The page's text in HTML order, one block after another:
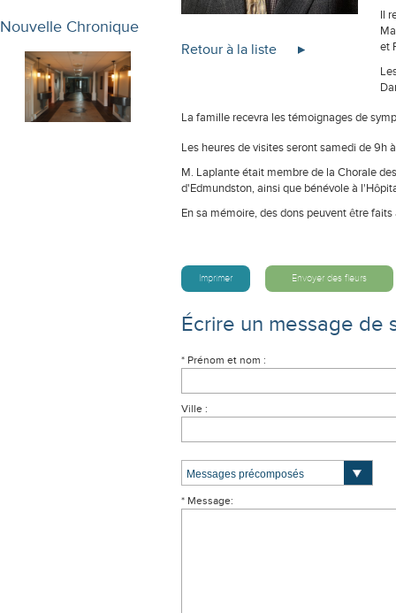
Retour à la liste
Il
et
La famille recevra les témoignages de
Les heures de visites seront samedi de 9h
M. Laplante était membre de la Chorale
d'Edmundston, ainsi que bénévole à
En sa mémoire, des dons peuvent être
Imprimer Envoyer des fleurs
Écrire un message de
* Prénom et nom :
Ville :
* Message:
Nouvelle Chronique